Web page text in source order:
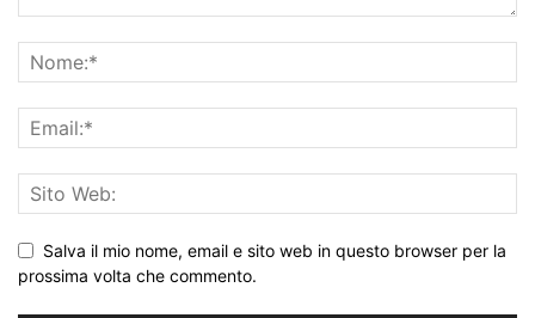
Salva il mio nome, email e sito web in questo browser per la
prossima volta che commento.